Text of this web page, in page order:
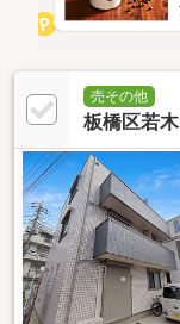
売その他
板橋区若